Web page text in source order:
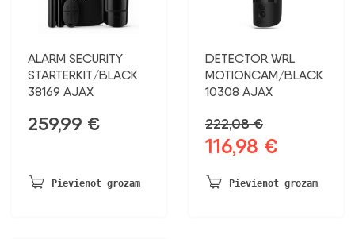
ALARM SECURITY
STARTERKIT/BLACK
38169 AJAX
259,99 €
Pievienot grozam
DETECTOR WRL
MOTIONCAM/BLACK
10308 AJAX
222,08€
Sākotnējā
bija:
116,98 €
ir:
Pievienot grozam